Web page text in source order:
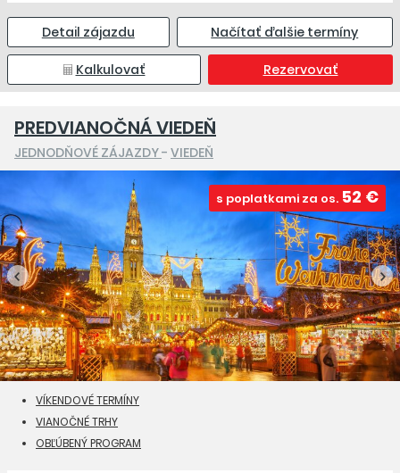
Detail zájazdu Načítať ďalšie termíny
Kalkulovať Rezervovať
PREDVIANOČNÁ VIEDEŇ
JEDNODŇOVÉ ZÁJAZDY- VIEDEŇ
s poplatkami za os. 52 €
VÍKENDOVÉ TERMÍNY
VIANOČNÉ TRHY
OBĽÚBENÝ PROGRAM